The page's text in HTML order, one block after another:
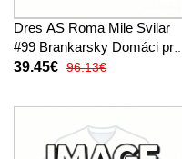
Dres AS Roma Mile Svilar
#99 Brankarsky Domáci pre
deti 2025-26 Krátky Rukáv (+
39.45€ 96.13€